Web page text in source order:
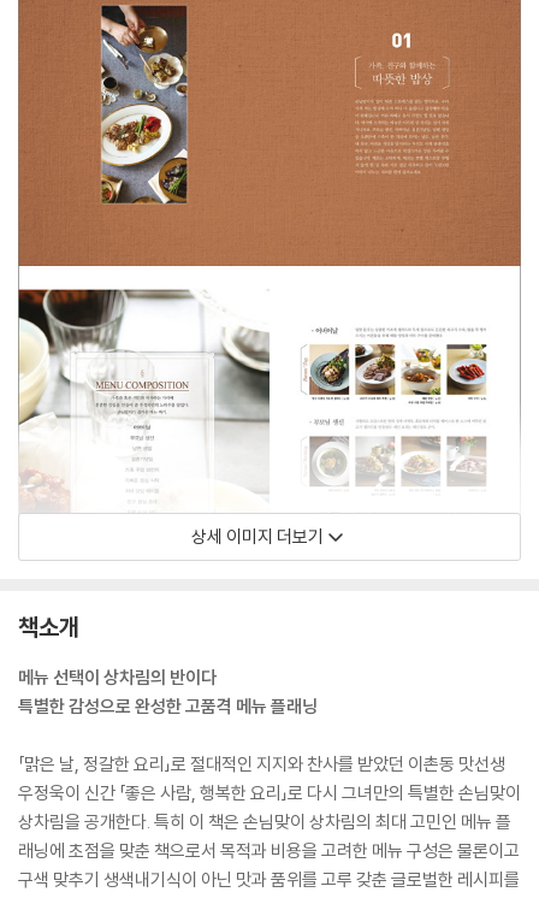
상세 이미지 더보기
책소개
메뉴 선택이 상차림의 반이다
특별한 감성으로 완성한 고품격 메뉴 플래닝
「맑은 날, 정갈한 요리」로 절대적인 지지와 찬사를 받았던 이촌동 맛선생
우정욱이 신간 「좋은 사람, 행복한 요리」로 다시 그녀만의 특별한 손님맞이
상차림을 공개한다. 특히 이 책은 손님맞이 상차림의 최대 고민인 메뉴 플
래닝에 초점을 맞춘 책으로서 목적과 비용을 고려한 메뉴 구성은 물론이고
구색 맞추기 생색내기식이 아닌 맛과 품위를 고루 갖춘 글로벌한 레시피를